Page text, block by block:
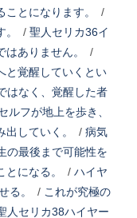
とになります。
/
/ 聖人セリカ36イ
ありません。
/
と覚醒していくとい
はなく、覚醒した者
ルフが地上を歩き、
していく。
/ 病気
の最後まで可能性を
になる。
/ ハイヤ
る。
/ これが究極の
人セリカ38ハイヤー